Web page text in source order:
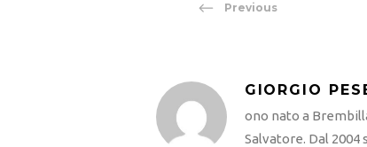
Previous
GIORGIO
ono nato a
Salvatore. Dal